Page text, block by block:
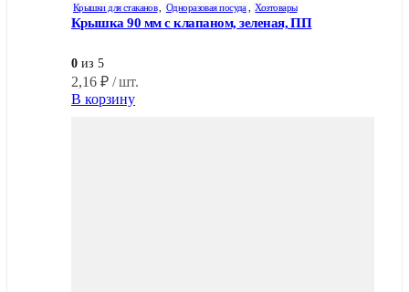
Крышки для стаканов Одноразовая посуда Хозтовары
Крышка 90 мм с клапаном, зеленая, ПП
0 из 5
2,16 ₽ / шт.
В корзину